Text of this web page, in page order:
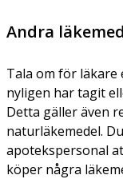
Andra
Tala om för läkare
nyligen har tagit
Detta gäller även
naturläkemedel.
apotekspersonal
köper några